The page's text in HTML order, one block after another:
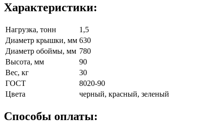
Характеристики:
Нагрузка, тонн
1,5
Диаметр крышки, мм 630
Диаметр обоймы, мм 780
Высота, мм
90
Вес, кг
30
ГОСТ
8020-90
Цвета
черный, красный, зеленый
Способы оплаты: